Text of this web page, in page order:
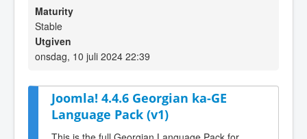
Maturity
Stable
Utgiven
onsdag, 10 juli 2024 22:39
Joomla! 4.4.6 Georgian ka-GE
Language Pack (v1)